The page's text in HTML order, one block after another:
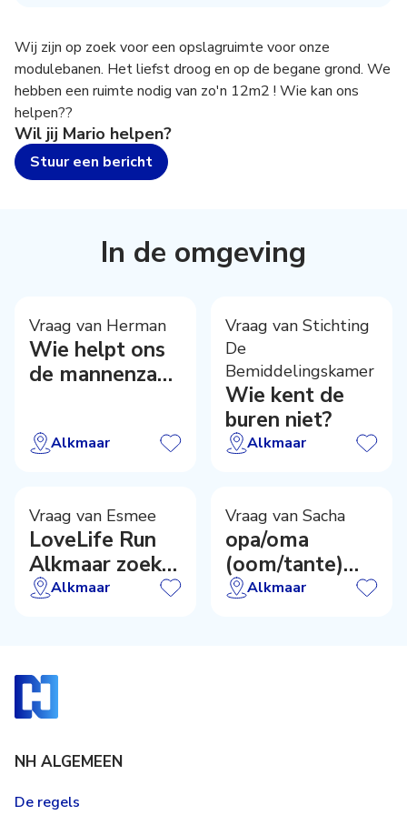
Wij zijn op zoek voor een opslagruimte voor onze
modulebanen. Het liefst droog en op de begane grond. We
hebben een ruimte nodig van zo'n 12m2 ! Wie kan ons
helpen??
Wil jij Mario helpen?
Stuur een bericht
In de omgeving
Vraag van Herman
Wie helpt ons
de mannenzang
Alkmaar
Vraag van Stichting
De
Bemiddelingskamer
Wie kent de
buren niet?
Alkmaar
Vraag van Esmee
LoveLife Run
Alkmaar zoekt
sponsorwerver
Alkmaar
Vraag van Sacha
opa/oma
(oom/tante)
gezocht
Alkmaar
NH ALGEMEEN
De regels